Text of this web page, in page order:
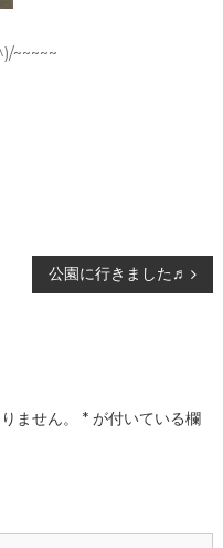
~~~~~
公園に行きました♬
ません。 *が付いている欄